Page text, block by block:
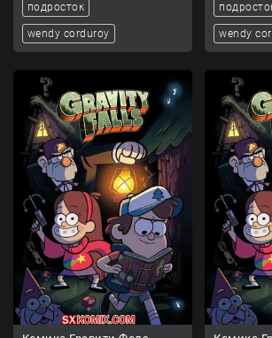
подросток
wendy corduroy wendy